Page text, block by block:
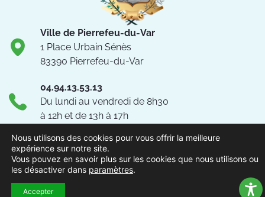
Ville de Pierrefeu-du-Var
1 Place Urbain Sénès
83390 Pierrefeu-du-Var
04.94.13.53.13
Du lundi au vendredi de 8h30
à 12h et de 13h à 17h
NOUS CONTACTER
Suivez-nous !
Nous utilisons des cookies pour vous offrir la meilleure
expérience sur notre site.
Vous pouvez en savoir plus sur les cookies que nous utilisons ou
les désactiver dans paramètres.
Accepter